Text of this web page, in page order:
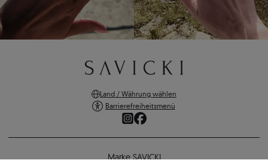
Land / Währung wählen
Barrierefreiheitsmenü
Marke SAVICKI